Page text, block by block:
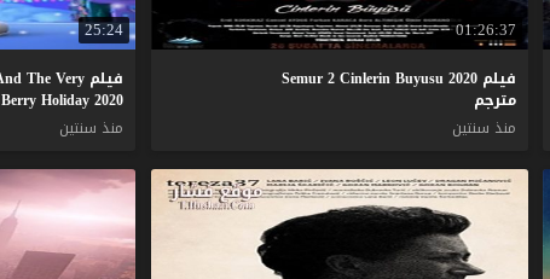
01:26:37
فيلم Semur 2 Cinlerin Buyusu 2020
مترجم
منذ سنتين
25:24
فيلم Chico Bon Bon And The Very
Berry Holiday 2020 مترجم
منذ سنتين